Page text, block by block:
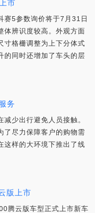
市
赛5参数询价将于7月31日
体辨识度较高。外观方面
寸格栅调整为上下分体式
的同时还增加了车头的层
务
少出行避免人员接触。
了尽力保障客户的购物需
这样的大环境下推出了线
版上市
腾云版车型正式上市新车